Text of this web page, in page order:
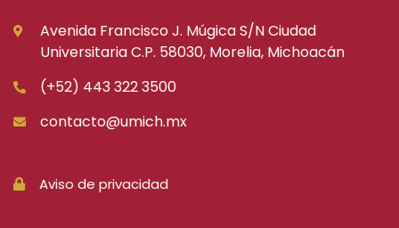
Avenida Francisco J. Múgica S/N Ciudad
Universitaria C.P. 58030, Morelia, Michoacán
(+52) 443 322 3500
contacto@umich.mx
Aviso de privacidad